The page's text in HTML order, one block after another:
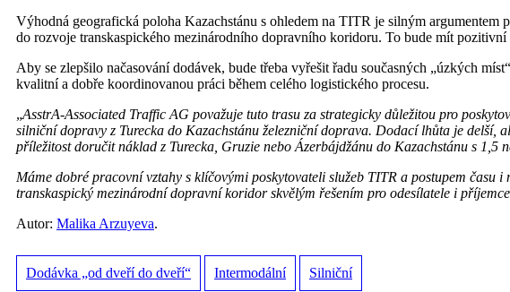
Výhodná geografická poloha Kazachstánu s ohledem na TITR je silným
do rozvoje transkaspického mezinárodního dopravního koridoru. To bude mít
Aby se zlepšilo načasování dodávek, bude třeba vyřešit řadu současných „úzkých
kvalitní a dobře koordinovanou práci během celého logistického procesu.
„AsstrA-Associated Traffic AG považuje tuto trasu za strategicky důležitou pro
silniční dopravy z Turecka do Kazachstánu železniční doprava. Dodací lhůta je delší,
příležitost doručit náklad z Turecka, Gruzie nebo Ázerbájdžánu do Kazachstánu s 1,5
Máme dobré pracovní vztahy s klíčovými poskytovateli služeb TITR a postupem času
transkaspický mezinárodní dopravní koridor skvělým řešením pro odesílatele i
Autor: Malika Arzuyeva.
Dodávka „od dveří do dveří“ Intermodální Silniční